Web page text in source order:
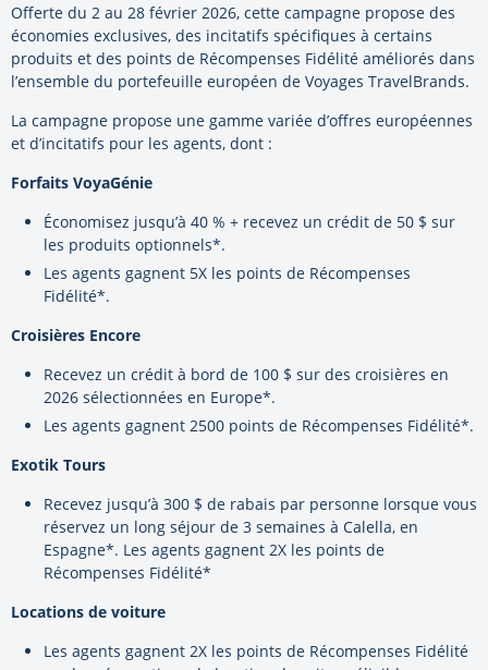
Offerte du 2 au 28 février 2026, cette campagne propose des
économies exclusives, des incitatifs spécifiques à certains
produits et des points de Récompenses Fidélité améliorés dans
l’ensemble du portefeuille européen de Voyages TravelBrands.
La campagne propose une gamme variée d’offres européennes
et d’incitatifs pour les agents, dont :
Forfaits VoyaGénie
Économisez jusqu’à 40 % + recevez un crédit de 50 $ sur
les produits optionnels*.
Les agents gagnent 5X les points de Récompenses
Fidélité*.
Croisières Encore
Recevez un crédit à bord de 100 $ sur des croisières en
2026 sélectionnées en Europe*.
Les agents gagnent 2500 points de Récompenses Fidélité*.
Exotik Tours
Recevez jusqu’à 300 $ de rabais par personne lorsque vous
réservez un long séjour de 3 semaines à Calella, en
Espagne*. Les agents gagnent 2X les points de
Récompenses Fidélité*
Locations de voiture
Les agents gagnent 2X les points de Récompenses Fidélité